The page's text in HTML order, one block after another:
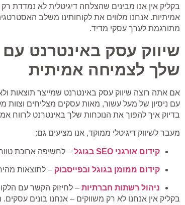
בקליק אין אנו מבינים שהצלחה דיגיטלית לא נמדדת
אמיתיות. אנחנו מלווים את לקוחותינו משלב
מתורגמת לערך עסקי מדיד.
שיווק עסק באינטרנט
שלך לצמיחה אמיתית
אם אתה רוצה שיווק עסק באינטרנט שמייצר תוצאות
עם ניסיון של מעל עשור, מאות עסקים מצליחים וצוות
בדיוק איך להפוך את הנוכחות שלך באינטרנט לרווח
מעבר לשיווק דיגיטלי ממוקד, אנו מציעים גם:
קידום אורגני SEO בגוגל – לחשיפה ארוכת
קידום ממומן בגוגל ובפייסבוק – לתוצאות
ניהול רשתות חברתיות – לחיזוק הקשר עם
בקליק אין אנחנו לא רק משווקים – אנחנו בונים עסקים.